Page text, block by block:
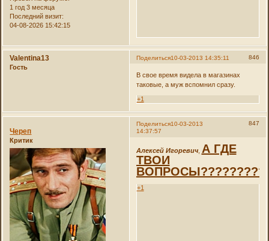
1 год 3 месяца
Последний визит:
04-08-2026 15:42:15
Поделиться 846
10-03-2013 14:35:11
Valentina13
Гость
В свое время видела в магазинах
таковые, а муж вспомнил сразу.
+1
Поделиться 847
10-03-2013
14:37:57
Череп
Критик
Алексей Игоревич, А ГДЕ
ТВОИ
+1